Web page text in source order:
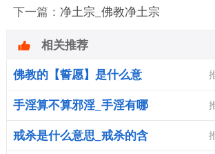
下一篇： 净土宗_佛教净土宗
佛教的【誓愿】是什么意
思？
手淫算不算邪淫_手淫有哪
些危害
戒杀是什么意思_戒杀的含
相关推荐